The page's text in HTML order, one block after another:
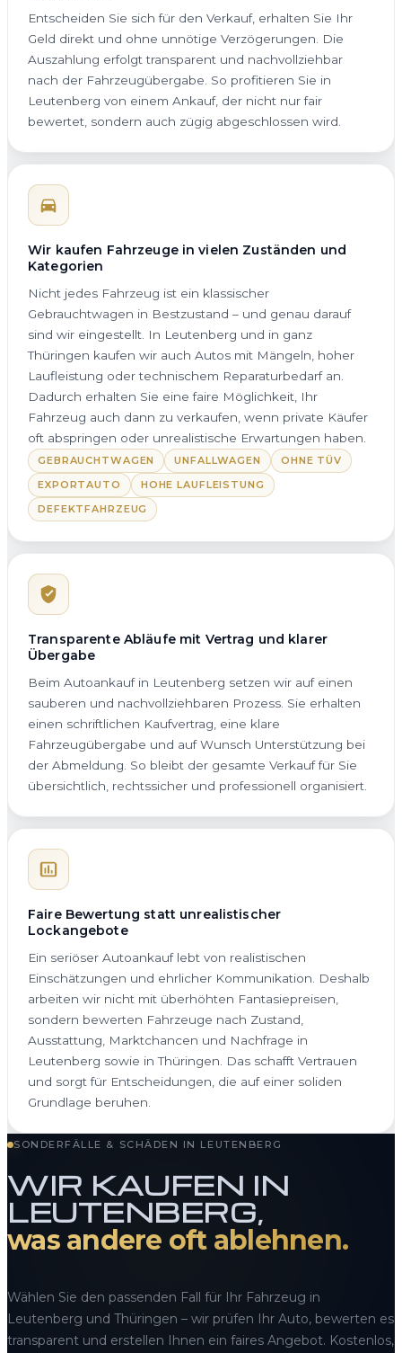
Entscheiden Sie sich für den Verkauf, erhalten Sie Ihr
Geld direkt und ohne unnötige Verzögerungen. Die
Auszahlung erfolgt transparent und nachvollziehbar
nach der Fahrzeugübergabe. So profitieren Sie in
Leutenberg von einem Ankauf, der nicht nur fair
bewertet, sondern auch zügig abgeschlossen wird.
Wir kaufen Fahrzeuge in vielen Zuständen und
Kategorien
Nicht jedes Fahrzeug ist ein klassischer
Gebrauchtwagen in Bestzustand – und genau darauf
sind wir eingestellt. In Leutenberg und in ganz
Thüringen kaufen wir auch Autos mit Mängeln, hoher
Laufleistung oder technischem Reparaturbedarf an.
Dadurch erhalten Sie eine faire Möglichkeit, Ihr
Fahrzeug auch dann zu verkaufen, wenn private Käufer
oft abspringen oder unrealistische Erwartungen haben.
GEBRAUCHTWAGEN UNFALLWAGEN
OHNE TÜV
EXPORTAUTO
HOHE LAUFLEISTUNG
DEFEKTFAHRZEUG
Transparente Abläufe mit Vertrag und klarer
Übergabe
Beim Autoankauf in Leutenberg setzen wir auf einen
sauberen und nachvollziehbaren Prozess. Sie erhalten
einen schriftlichen Kaufvertrag, eine klare
Fahrzeugübergabe und auf Wunsch Unterstützung bei
der Abmeldung. So bleibt der gesamte Verkauf für Sie
übersichtlich, rechtssicher und professionell organisiert.
Faire Bewertung statt unrealistischer
Lockangebote
Ein seriöser Autoankauf lebt von realistischen
Einschätzungen und ehrlicher Kommunikation. Deshalb
arbeiten wir nicht mit überhöhten Fantasiepreisen,
sondern bewerten Fahrzeuge nach Zustand,
Ausstattung, Marktchancen und Nachfrage in
Leutenberg sowie in Thüringen. Das schafft Vertrauen
und sorgt für Entscheidungen, die auf einer soliden
Grundlage beruhen.
SONDERFÄLLE & SCHÄDEN IN LEUTENBERG
WIR KAUFEN IN
LEUTENBERG,
was andere oft ablehnen.
Wählen Sie den passenden Fall für Ihr Fahrzeug in
Leutenberg und Thüringen – wir prüfen Ihr Auto, bewerten es
transparent und erstellen Ihnen ein faires Angebot. Kostenlos,